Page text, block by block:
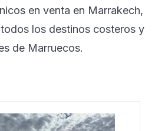
en venta en Marrakech,
los destinos costeros y
de Marruecos.